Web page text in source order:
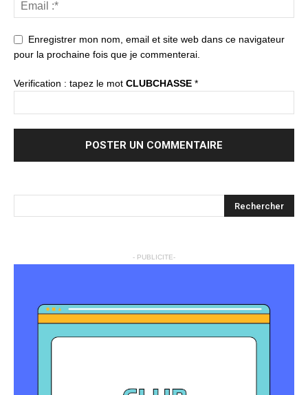
Enregistrer mon nom, email et site web dans ce navigateur
pour la prochaine fois que je commenterai.
Verification : tapez le mot CLUBCHASSE *
- PUBLICITE-